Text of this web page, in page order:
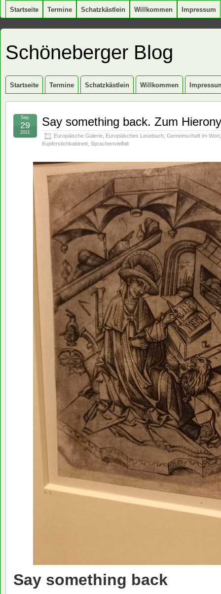
Startseite Termine Schatzkästlein Willkommen Impressum
Schöneberger Blog
Startseite Termine Schatzkästlein Willkommen
Say something back. Zum
Europäische Galerie Europäisches Lesebuch Gemeinschaft im Wort
Kupferstichkabinett Sprachenvielfalt
Sep.
29
2021
Say something back